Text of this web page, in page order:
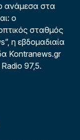
ανάμεσα στα
ο
σταθμός
η εβδομαδιαία
Kontranews.gr
97,5.